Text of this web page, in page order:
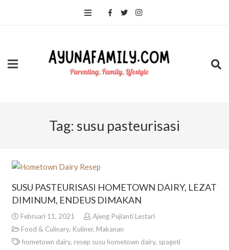
Tag: susu pasteurisasi
SUSU PASTEURISASI HOMETOWN DAIRY, LEZAT
DIMINUM, ENDEUS DIMAKAN
Februari 11, 2021
Ajeng Pujianti Lestari
Food & Culinary, Kuliner, Makanan
hometown dairy, resep susu hometown dairy, spageti